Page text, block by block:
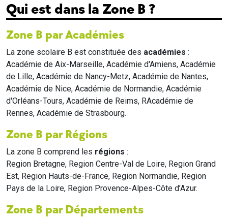
Qui est dans la Zone B ?
Zone B par Académies
La zone scolaire B est constituée des académies :
Académie de Aix-Marseille, Académie d'Amiens, Académie
de Lille, Académie de Nancy-Metz, Académie de Nantes,
Académie de Nice, Académie de Normandie, Académie
d'Orléans-Tours, Académie de Reims, RAcadémie de
Rennes, Académie de Strasbourg.
Zone B par Régions
La zone B comprend les régions :
Region Bretagne, Region Centre-Val de Loire, Region Grand
Est, Region Hauts-de-France, Region Normandie, Region
Pays de la Loire, Region Provence-Alpes-Côte d’Azur.
Zone B par Départements